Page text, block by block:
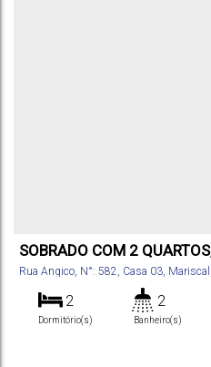
SOBRADO COM 2
Rua Angico, N°: 582, Casa 03, Mariscal
2
Dormitório(s)
2
Banheiro(s)